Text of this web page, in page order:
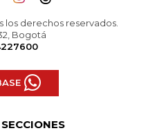
los derechos reservados.
Bogotá